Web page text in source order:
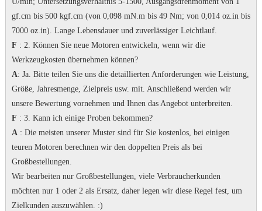
gf.cm bis 500 kgf.cm (von 0,098 mN.m bis 49 Nm; von 0,014 oz.in bis
7000 oz.in). Lange Lebensdauer und zuverlässiger Leichtlauf.
F : 2. Können Sie neue Motoren entwickeln, wenn wir die
Werkzeugkosten übernehmen können?
A: Ja. Bitte teilen Sie uns die detaillierten Anforderungen wie Leistung,
Größe, Jahresmenge, Zielpreis usw. mit. Anschließend werden wir
unsere Bewertung vornehmen und Ihnen das Angebot unterbreiten.
F : 3. Kann ich einige Proben bekommen?
A: Die meisten unserer Muster sind für Sie kostenlos, bei einigen
teuren Motoren berechnen wir den doppelten Preis als bei
Großbestellungen.
Wir bearbeiten nur Großbestellungen, viele Verbraucherkunden
möchten nur 1 oder 2 als Ersatz, daher legen wir diese Regel fest, um
Zielkunden auszuwählen. :)